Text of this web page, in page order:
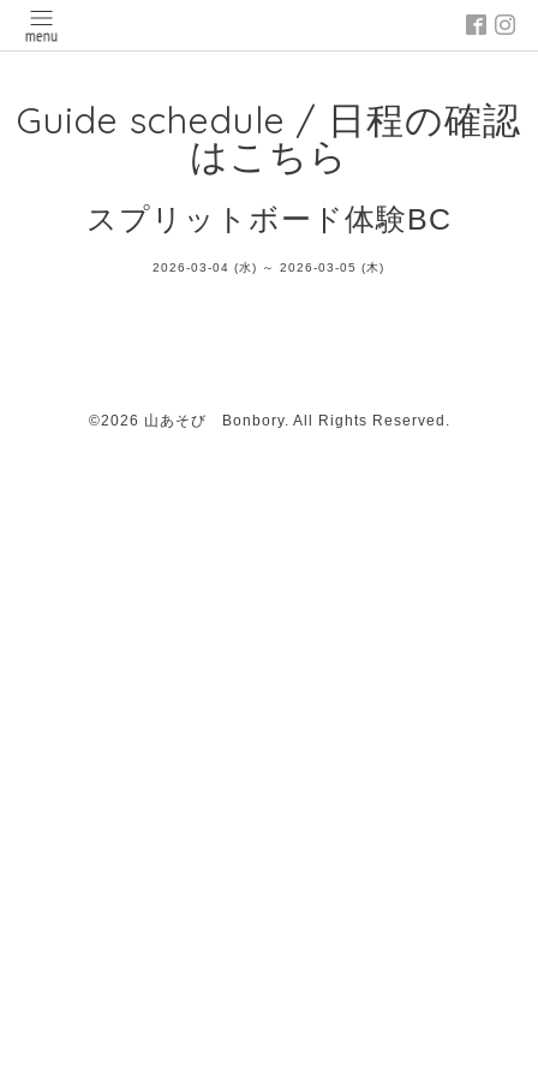
Guide schedule / 日程の確認
はこちら
スプリットボード体験BC
2026-03-04 (水) ～ 2026-03-05 (木)
©2026 山あそび Bonbory. All Rights Reserved.